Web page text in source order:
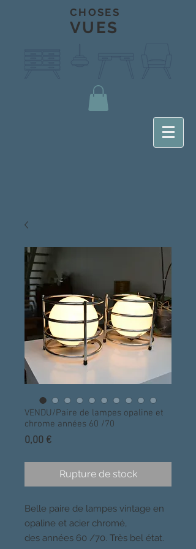
CHOSES
VUES
VENDU/Paire de lampes opaline et
chrome années 60 /70
0,00 €Prix
Rupture de stock
Belle paire de lampes vintage en
opaline et acier chromé,
des années 60 /70. Très bel état.